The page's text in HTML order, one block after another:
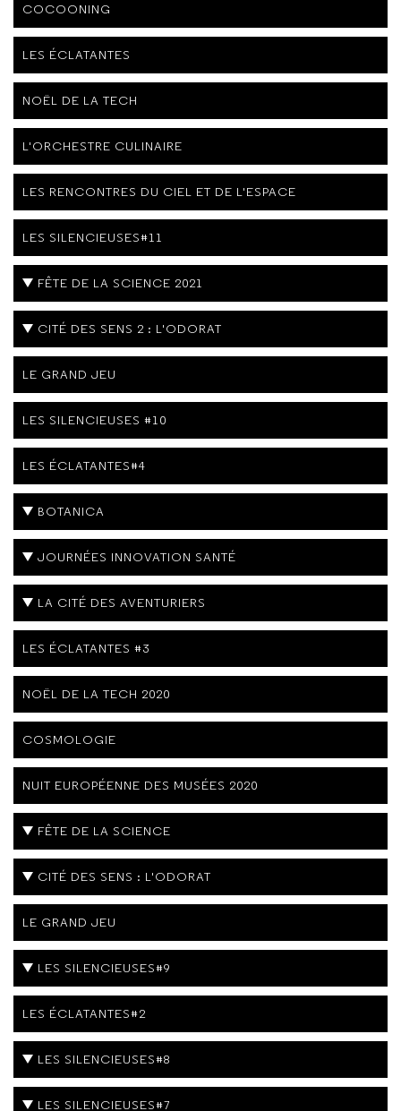
COCOONING
LES ÉCLATANTES
NOËL DE LA TECH
L'ORCHESTRE CULINAIRE
LES RENCONTRES DU CIEL ET DE L'ESPACE
LES SILENCIEUSES#11
FÊTE DE LA SCIENCE 2021
CITÉ DES SENS 2 : L'ODORAT
LE GRAND JEU
LES SILENCIEUSES #10
LES ÉCLATANTES#4
BOTANICA
JOURNÉES INNOVATION SANTÉ
LA CITÉ DES AVENTURIERS
LES ÉCLATANTES #3
NOËL DE LA TECH 2020
COSMOLOGIE
NUIT EUROPÉENNE DES MUSÉES 2020
FÊTE DE LA SCIENCE
CITÉ DES SENS : L'ODORAT
LE GRAND JEU
LES SILENCIEUSES#9
LES ÉCLATANTES#2
LES SILENCIEUSES#8
LES SILENCIEUSES#7